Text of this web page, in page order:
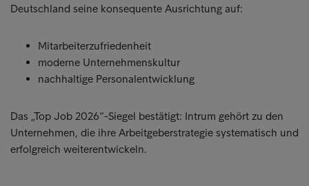
Deutschland seine konsequente Ausrichtung auf:
Mitarbeiterzufriedenheit
moderne Unternehmenskultur
nachhaltige Personalentwicklung
Das „Top Job 2026“-Siegel bestätigt: Intrum gehört zu den
Unternehmen, die ihre Arbeitgeberstrategie systematisch und
erfolgreich weiterentwickeln.